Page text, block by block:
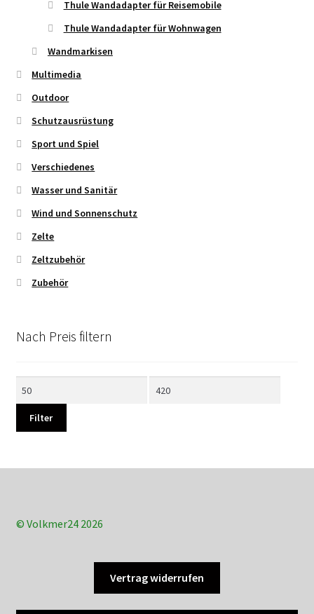
Thule Wandadapter für Reisemobile
Thule Wandadapter für Wohnwagen
Wandmarkisen
Multimedia
Outdoor
Schutzausrüstung
Sport und Spiel
Verschiedenes
Wasser und Sanitär
Wind und Sonnenschutz
Zelte
Zeltzubehör
Zubehör
Nach Preis filtern
Filter
© Volkmer24 2026
Vertrag widerrufen